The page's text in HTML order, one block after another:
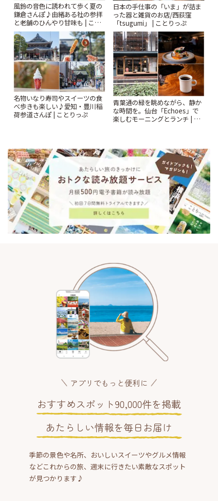
風鈴の音色に誘われて歩く夏の
鎌倉さんぽ♪由緒ある社の参拝
と老舗のひんやり甘味も | こと
りっぷ
日本の手仕事の「いま」が詰ま
った器と雑貨のお店/西荻窪
「tsugumi」 | ことりっぷ
名物いなり寿司やスイーツの食
べ歩きも楽しい♪愛知・豊川稲
荷参道さんぽ | ことりっぷ
青葉通の緑を眺めながら、静か
な時間を。仙台「Echoes」で
楽しむモーニングとランチ | こ
アプリでもっと便利に
おすすめスポット90,000件を掲載
あたらしい情報を毎日お届け
季節の景色や名所、おいしいスイーツやグルメ情報
などこれからの旅、週末に行きたい素敵なスポット
が見つかります♪